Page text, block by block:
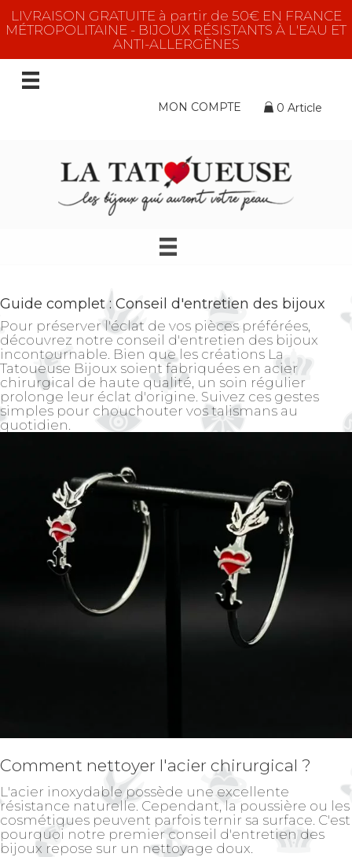
LIVRAISON GRATUITE à partir de 50€ EN FRANCE
MÉTROPOLITAINE - BIJOUX RÉSISTANTS À L'EAU ET
ANTI-ALLERGÈNES
MON COMPTE 0 Article
Guide complet : Conseil d'entretien des bijoux
Pour préserver l'éclat de vos pièces préférées,
découvrez notre conseil d'entretien des bijoux
incontournable. Bien que les créations La
Tatoueuse Bijoux soient fabriquées en acier
chirurgical de haute qualité, un soin régulier
prolonge leur éclat d'origine. Suivez ces gestes
simples pour chouchouter vos talismans au
quotidien.
Comment nettoyer l'acier chirurgical ?
L'acier inoxydable possède une excellente
résistance naturelle. Cependant, la poussière ou les
cosmétiques peuvent parfois ternir sa surface. C'est
pourquoi notre premier conseil d'entretien des
bijoux repose sur un nettoyage doux.